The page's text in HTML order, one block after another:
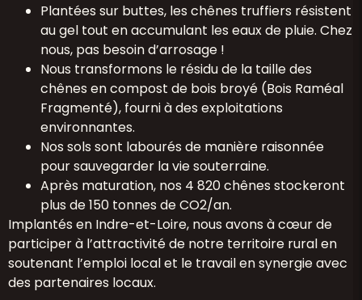
Plantées sur buttes, les chênes truffiers résistent
au gel tout en accumulant les eaux de pluie. Chez
nous, pas besoin d’arrosage !
Nous transformons le résidu de la taille des
chênes en compost de bois broyé (Bois Raméal
Fragmenté), fourni à des exploitations
environnantes.
Nos sols sont labourés de manière raisonnée
pour sauvegarder la vie souterraine.
Après maturation, nos 4 820 chênes stockeront
plus de 150 tonnes de CO2/an.
Implantés en Indre-et-Loire, nous avons à cœur de
participer à l’attractivité de notre territoire rural en
soutenant l’emploi local et le travail en synergie avec
des partenaires locaux.